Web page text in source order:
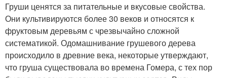
Груши ценятся за питательные и вкусовые свойства.
Они культивируются более 30 веков и относятся к
фруктовым деревьям с чрезвычайно сложной
систематикой. Одомашнивание грушевого дерева
происходило в древние века, некоторые утверждают,
что груша существовала во времена Гомера, с тех пор